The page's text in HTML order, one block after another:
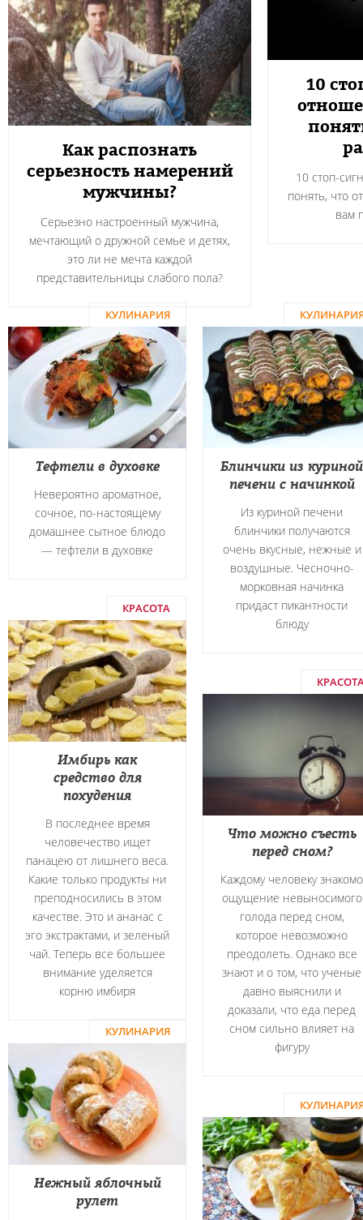
10
10 стоп-
понять, что
вам
Как распознать
серьезность намерений
мужчины?
Серьезно настроенный мужчина,
мечтающий о дружной семье и детях,
это ли не мечта каждой
представительницы слабого пола?
КУЛИНАРИЯ
Тефтели в духовке
Невероятно ароматное,
сочное, по-настоящему
домашнее сытное блюдо
― тефтели в духовке
Блинчики из куриной
печени с начинкой
Из куриной печени
блинчики получаются
очень вкусные, нежные и
воздушные. Чесночно-
морковная начинка
придаст пикантности
блюду
КРАСОТА
Имбирь как
средство для
похудения
В последнее время
человечество ищет
панацею от лишнего веса.
Какие только продукты ни
преподносились в этом
качестве. Это и ананас с
эго экстрактами, и зеленый
чай. Теперь все большее
внимание уделяется
корню имбиря
Что можно съесть
перед сном?
Каждому человеку знакомо
ощущение невыносимого
голода перед сном,
которое невозможно
преодолеть. Однако все
знают и о том, что ученые
давно выяснили и
доказали, что еда перед
сном сильно влияет на
фигуру
КУЛИНАРИЯ
Нежный яблочный
рулет